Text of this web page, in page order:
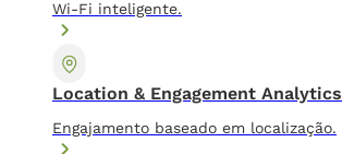
Wi-Fi inteligente.
Location & Engagement Analytics
Engajamento baseado em localização.